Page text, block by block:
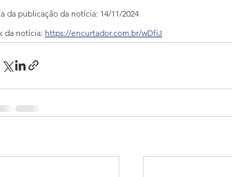
da publicação da notícia: 14/11/2024
da notícia: https://encurtador.com.br/wDfiJ